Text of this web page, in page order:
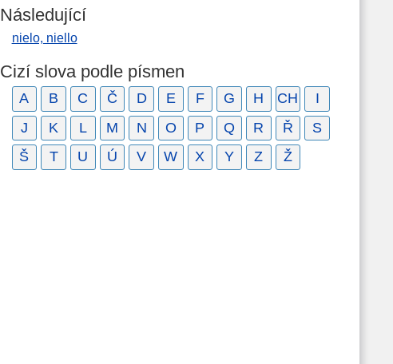
Následující
nielo, niello
Cizí slova podle písmen
A B C Č D E F G H CH
I
J
K L M N O P Q R Ř
S
Š
T U Ú V W X Y Z Ž